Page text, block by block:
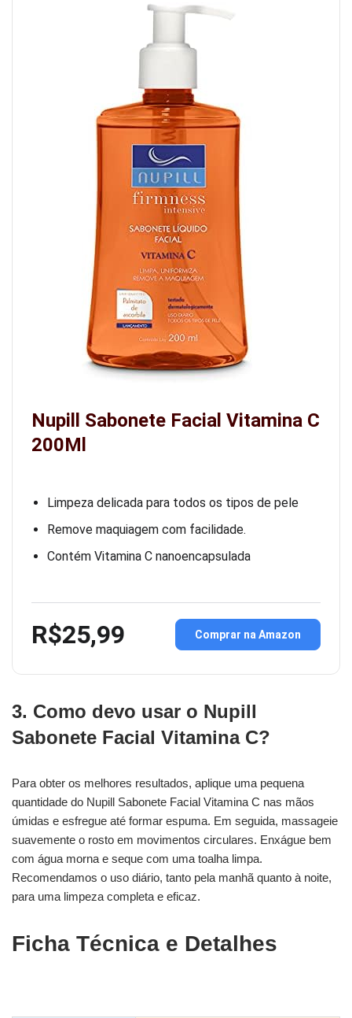
Nupill Sabonete Facial Vitamina C
200Ml
Limpeza delicada para todos os tipos de pele
Remove maquiagem com facilidade.
Contém Vitamina C nanoencapsulada
R$25,99 Comprar na Amazon
3. Como devo usar o Nupill
Sabonete Facial Vitamina C?
Para obter os melhores resultados, aplique uma pequena
quantidade do Nupill Sabonete Facial Vitamina C nas mãos
úmidas e esfregue até formar espuma. Em seguida, massageie
suavemente o rosto em movimentos circulares. Enxágue bem
com água morna e seque com uma toalha limpa.
Recomendamos o uso diário, tanto pela manhã quanto à noite,
para uma limpeza completa e eficaz.
Ficha Técnica e Detalhes